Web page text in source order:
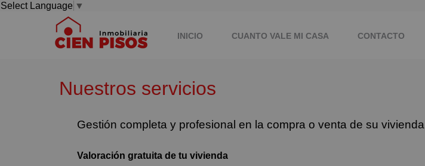
Select Language ▼
INICIO CUANTO VALE MI CASA CONTACTO
Nuestros servicios
Gestión completa y profesional en la compra o venta de su vivienda
Valoración gratuita de tu vivienda